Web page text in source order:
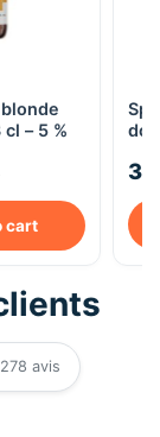
– 5 %
cart
avis